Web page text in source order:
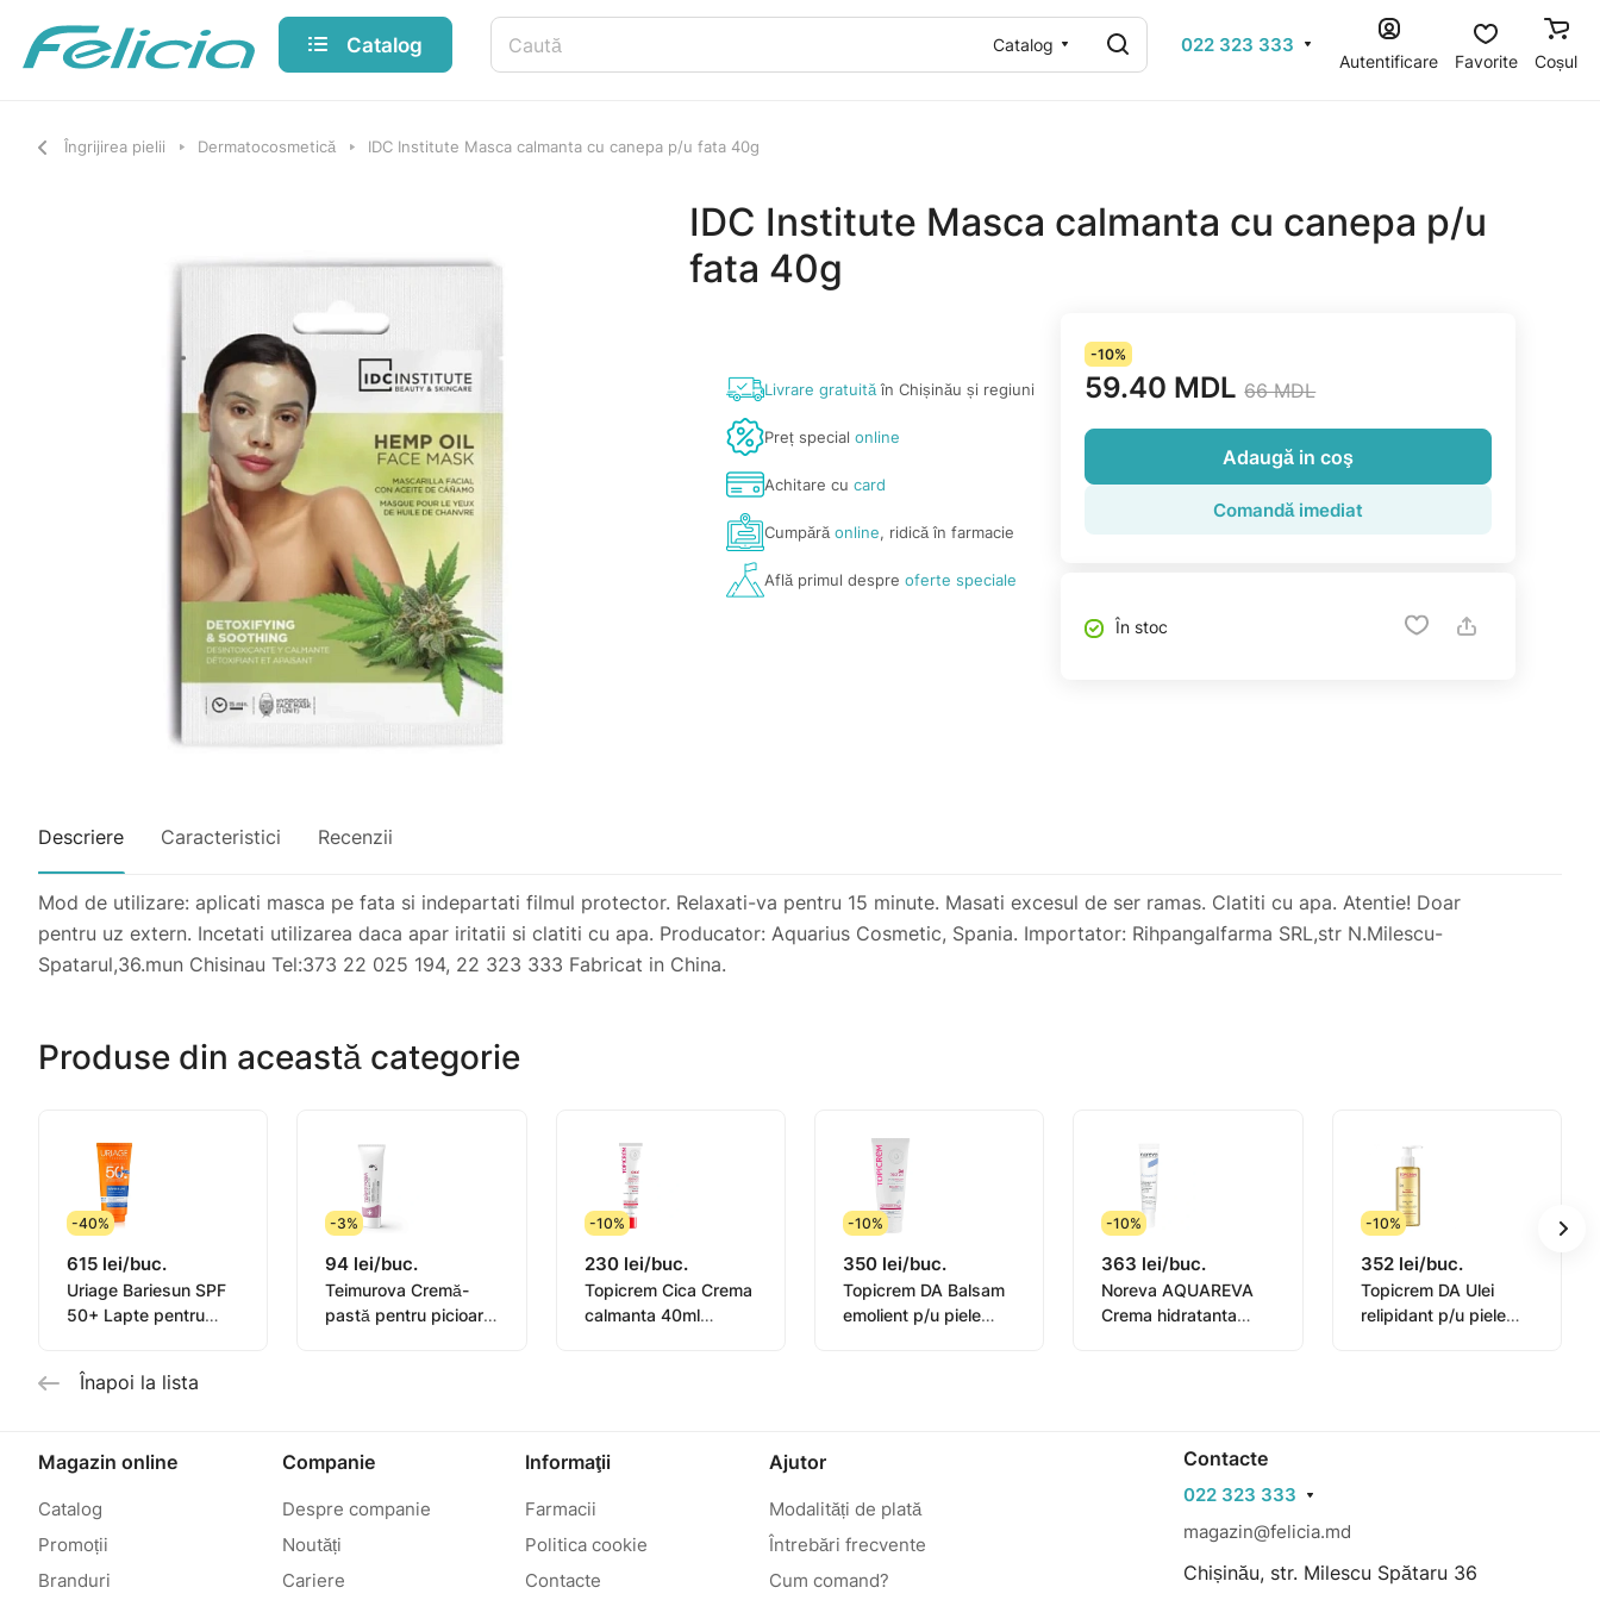
Catalog Catalog 022 323 333
Autentificare Favorite Coșul
Îngrijirea pielii Dermatocosmetică IDC Institute Masca calmanta cu canepa p/u fata 40g
IDC Institute Masca calmanta cu canepa p/u
fata 40g
Livrare gratuităîn Chișinău și regiuni
Preț specialonline
Achitare cucard
Cumpărăonline, ridică în farmacie
Află primul despreoferte speciale
-10%
59.40 MDL 66 MDL
Adaugă in coş
Comandă imediat
În stoc
Descriere Caracteristici Recenzii
Mod de utilizare: aplicati masca pe fata si indepartati filmul protector. Relaxati-va pentru 15 minute. Masati excesul de ser ramas. Clatiti cu apa. Atentie! Doar
pentru uz extern. Incetati utilizarea daca apar iritatii si clatiti cu apa. Producator: Aquarius Cosmetic, Spania. Importator: Rihpangalfarma SRL,str N.Milescu-
Spatarul,36.mun Chisinau Tel:373 22 025 194, 22 323 333 Fabricat in China.
Produse din această categorie
-40%
615 lei/buc.
Uriage Bariesun SPF
50+ Lapte pentru
-3%
94 lei/buc.
Teimurova Cremă-
pastă pentru picioare
-10%
230 lei/buc.
Topicrem Cica Crema
calmanta 40ml
-10%
350 lei/buc.
Topicrem DA Balsam
emolient p/u piele
-10%
363 lei/buc.
Noreva AQUAREVA
Crema hidratanta
-10%
352 lei/buc.
Topicrem DA Ulei
relipidant p/u piele
Înapoi la lista
Magazin online
Catalog
Promoții
Branduri
Companie
Despre companie
Noutăți
Cariere
Informaţii
Farmacii
Politica cookie
Contacte
Ajutor
Modalități de plată
Întrebări frecvente
Cum comand?
Contacte
022 323 333
magazin@felicia.md
Chișinău, str. Milescu Spătaru 36